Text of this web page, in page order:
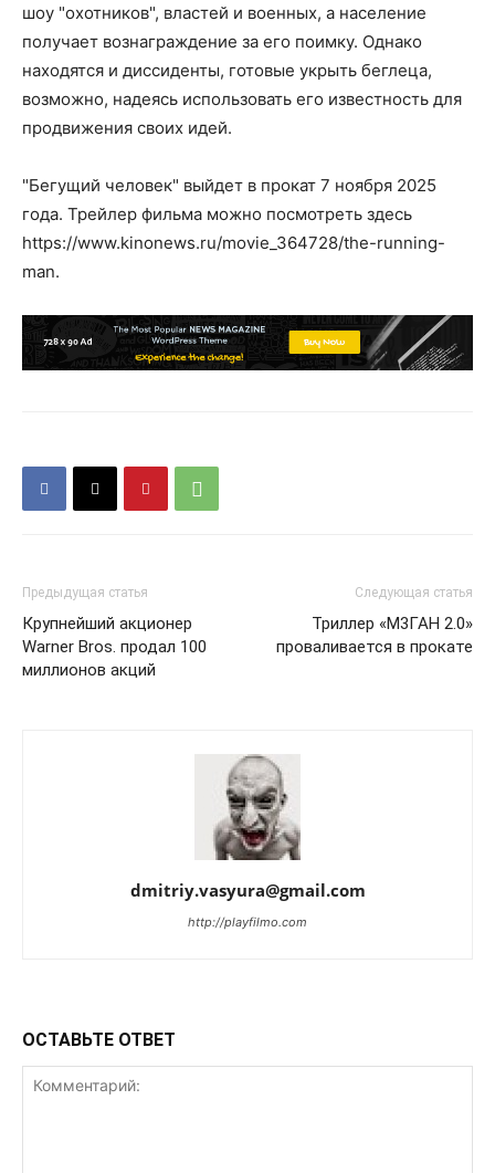
шоу "охотников", властей и военных, а население
получает вознаграждение за его поимку. Однако
находятся и диссиденты, готовые укрыть беглеца,
возможно, надеясь использовать его известность для
продвижения своих идей.
"Бегущий человек" выйдет в прокат 7 ноября 2025
года. Трейлер фильма можно посмотреть здесь
https://www.kinonews.ru/movie_364728/the-running-
man.
Предыдущая статья
Крупнейший акционер
Warner Bros. продал 100
миллионов акций
Следующая статья
Триллер «М3ГАН 2.0»
проваливается в прокате
dmitriy.vasyura@gmail.com
http://playfilmo.com
ОСТАВЬТЕ ОТВЕТ